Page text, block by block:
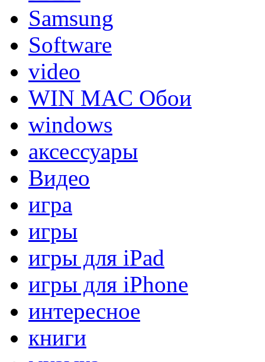
Samsung
Software
video
WIN MAC Обои
windows
аксессуары
Видео
игра
игры
игры для iPad
игры для iPhone
интересное
книги